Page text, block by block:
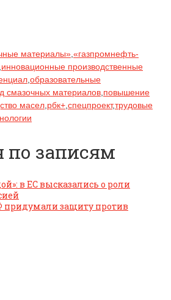
материалы» «газпромнефть-
инновационные производственные
образовательные
смазочных материалов повышение
масел рбк+ спецпроект,трудовые
по записям
в ЕС высказались о роли
придумали защиту против